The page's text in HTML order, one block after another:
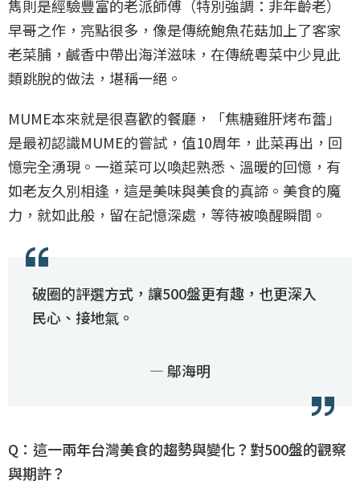
雋則是經驗豐富的老派師傅（特別強調：非年齡老）
早哥之作，亮點很多，像是傳統鮑魚花菇加上了客家
老菜脯，鹹香中帶出海洋滋味，在傳統粵菜中少見此
類跳脫的做法，堪稱一絕。
MUME本來就是很喜歡的餐廳，「焦糖雞肝烤布蕾」
是最初認識MUME的嘗試，值10周年，此菜再出，回
憶完全湧現。一道菜可以喚起熟悉、溫暖的回憶，有
如老友久別相逢，這是美味與美食的真諦。美食的魔
力，就如此般，留在記憶深處，等待被喚醒瞬間。
破圈的評選方式，讓500盤更有趣，也更深入
民心、接地氣。
— 鄔海明
Q：這一兩年台灣美食的趨勢與變化？對500盤的觀察
與期許？